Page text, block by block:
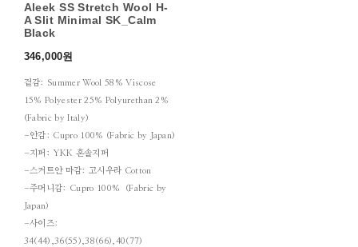
Aleek SS Stretch Wool H-
A Slit Minimal SK_Calm
Black
346,000원
겉감: Summer Wool 58% Viscose
15% Polyester 25% Polyurethan 2%
(Fabric by Italy)
-안감: Cupro 100% (Fabric by Japan)
-지퍼: YKK 혼솔지퍼
-스커트안 마감: 고시우라 Cotton
-주머니감: Cupro 100% (Fabric by
Japan)
-사이즈:
34(44),36(55),38(66),40(77)